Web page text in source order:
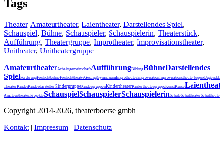
Tags
Theater, Amateurtheater, Laientheater, Darstellendes Spiel,
Schauspiel, Bühne, Schauspieler, Schauspielerin, Theaterstück,
Aufführung, Theatergruppe, Improtheater, Improvisationstheater,
Unitheater, Unitheatergruppe
AmateurtheaterArbeitsgemeinschaftAufführungBildungBühneDarstellendes
SpielFörderungFreilichtbühneFreilichttheaterGesangGymnasiumImprotheaterImprovisationImprovisationstheaterJugend
TheaterKinderKinderdarstellerKindergruppeKindergruppenKindertheaterKindertheatergruppeKunstKurse
Amateurtheater.ProjekteSchauspielSchauspielerSchauspielerinSchuleSchultheater
Copyright 2014-2026, theaterboerse gmbh
Kontakt | Impressum | Datenschutz